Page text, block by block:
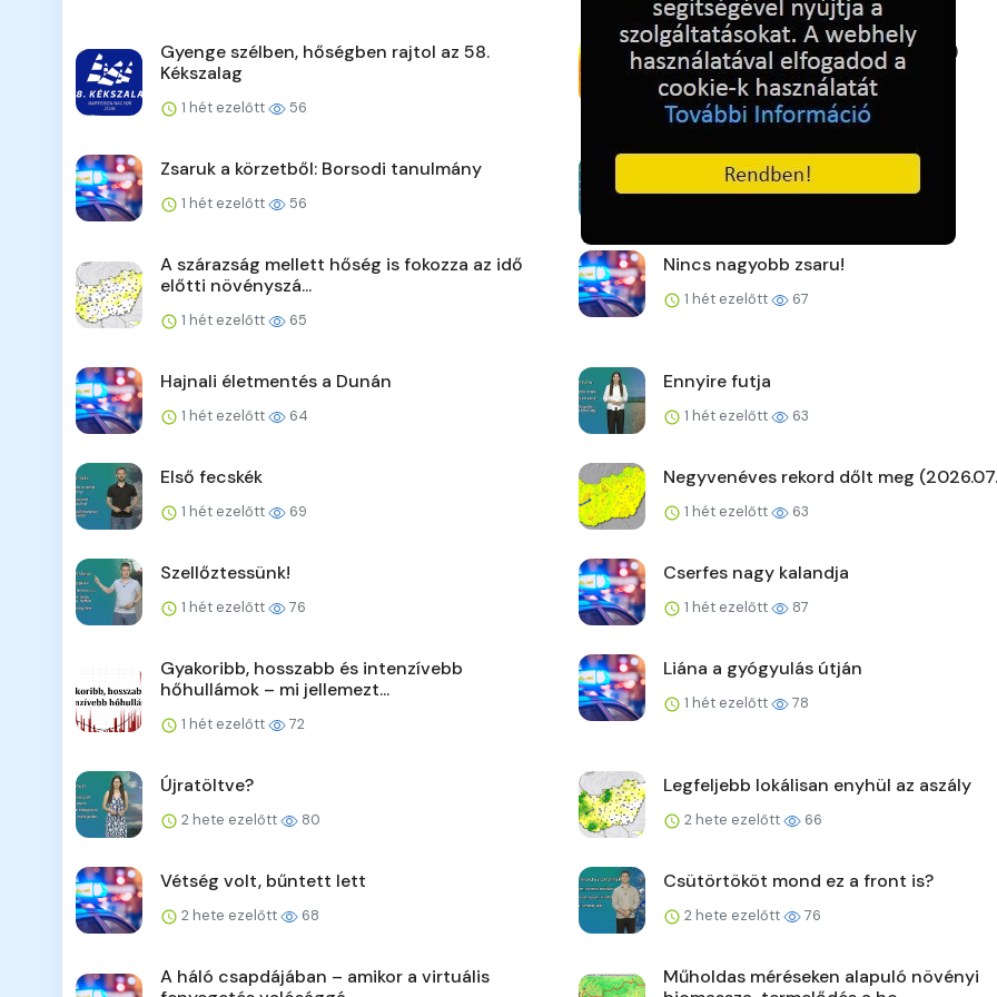
Gyenge szélben, hőségben rajtol az 58.
Kékszalag
1 hét ezelőtt 56
Új fővárosi szélrekord (2026.07.27.)
1 hét ezelőtt 55
Zsaruk a körzetből: Borsodi tanulmány
1 hét ezelőtt 56
A kemence előtt
A szárazság mellett hőség is fokozza az idő
előtti növényszá...
1 hét ezelőtt 65
Nincs nagyobb zsaru!
1 hét ezelőtt 67
Hajnali életmentés a Dunán
1 hét ezelőtt 64
Ennyire futja
1 hét ezelőtt 63
Első fecskék
1 hét ezelőtt 69
Negyvenéves rekord dőlt meg
1 hét ezelőtt 63
Szellőztessünk!
1 hét ezelőtt 76
Cserfes nagy kalandja
1 hét ezelőtt 87
Gyakoribb, hosszabb és intenzívebb
hőhullámok – mi jellemezt...
1 hét ezelőtt 72
Liána a gyógyulás útján
1 hét ezelőtt 78
Újratöltve?
2 hete ezelőtt 80
Legfeljebb lokálisan enyhül az aszály
2 hete ezelőtt 66
Vétség volt, bűntett lett
2 hete ezelőtt 68
Csütörtököt mond ez a front is?
2 hete ezelőtt 76
A háló csapdájában – amikor a virtuális
Műholdas méréseken alapuló növényi